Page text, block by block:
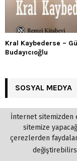
Kral Kaybederse –
Budayıcıoğlu
SOSYAL MEDYA
Ekitap indir
İnternet sitemizden
sitemize
çerezlerden